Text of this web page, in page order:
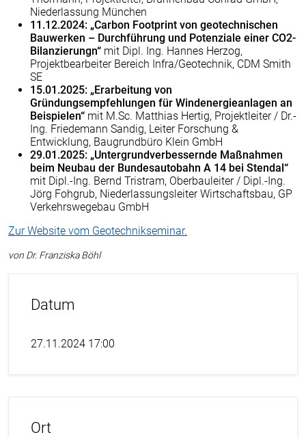
Niederlassung München
11.12.2024: „Carbon Footprint von geotechnischen
Bauwerken – Durchführung und Potenziale einer CO2-
Bilanzierungn“ mit Dipl. Ing. Hannes Herzog,
Projektbearbeiter Bereich Infra/Geotechnik, CDM Smith
SE
15.01.2025: „Erarbeitung von
Gründungsempfehlungen für Windenergieanlagen an
Beispielen“ mit M.Sc. Matthias Hertig, Projektleiter / Dr.-
Ing. Friedemann Sandig, Leiter Forschung &
Entwicklung, Baugrundbüro Klein GmbH
29.01.2025: „Untergrundverbessernde Maßnahmen
beim Neubau der Bundesautobahn A 14 bei Stendal“
mit Dipl.-Ing. Bernd Tristram, Oberbauleiter / Dipl.-Ing.
Jörg Fohgrub, Niederlassungsleiter Wirtschaftsbau, GP
Verkehrswegebau GmbH
Zur Website vom Geotechnikseminar.
von Dr. Franziska Böhl
Datum
27.11.2024 17:00
Ort